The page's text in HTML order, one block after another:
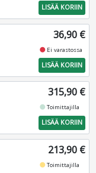
LISÄÄ KORIIN
36,90 €
fiber_manual_record Ei varastossa
LISÄÄ KORIIN
315,90 €
fiber_manual_recordToimittajilla
LISÄÄ KORIIN
213,90 €
fiber_manual_recordToimittajilla